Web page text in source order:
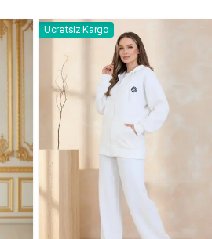
Ücretsiz Kargo